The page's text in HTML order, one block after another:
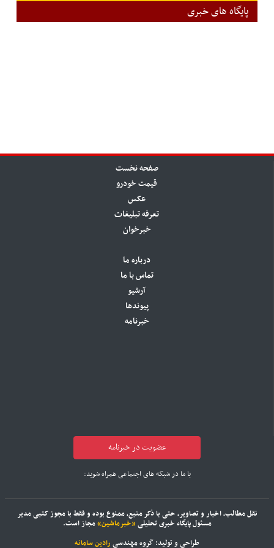
پایگاه های خبری
صفحه نخست
قیمت خودرو
عکس
تعرفه تبلیغات
خبرخوان
درباره ما
تماس با ما
آرشیو
پیوندها
خبرنامه
عضویت در خبرنامه
با ما در شبکه های اجتماعی همراه شوید:
نقل مطالب، اخبار و تصاویر، حتی با ذکر منبع، ممنوع بوده و فقط با مجوز کتبی مدیر
مسئول پایگاه خبری تحلیلی «خبرماشین»مجاز است.
طراحی و تولید: گروه مهندسی رادین سامانه